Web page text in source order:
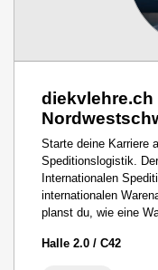
diekvlehre.ch
Starte deine Karriere
Speditionslogistik.
Internationalen
internationalen
planst du, wie eine
Halle 2.0 / C42